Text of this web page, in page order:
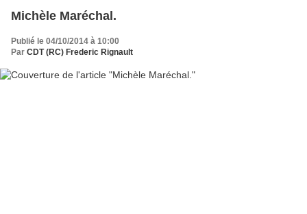
Michèle Maréchal.
Publié le 04/10/2014 à 10:00
Par CDT (RC) Frederic Rignault